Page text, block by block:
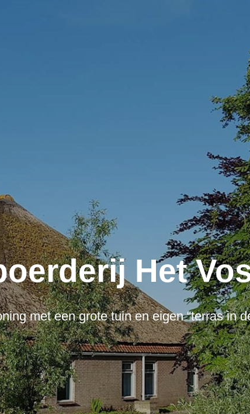
Het
met een grote tuin en eigen “terras in